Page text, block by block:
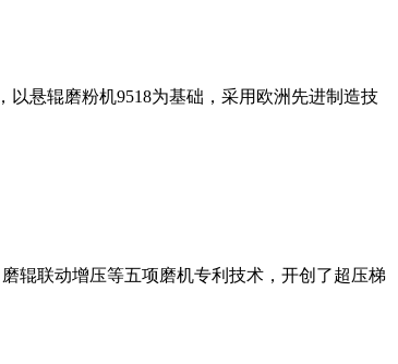
悬辊磨粉机9518为基础，采用欧洲先进制造技
辊联动增压等五项磨机专利技术，开创了超压梯